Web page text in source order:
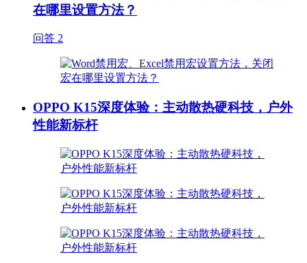
在哪里设置方法？
问答 2
OPPO K15深度体验：主动散热硬科技，户外
性能新标杆